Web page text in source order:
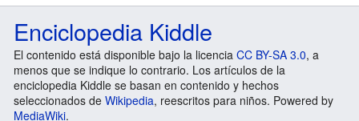
Enciclopedia Kiddle
El contenido está disponible bajo la licencia CC BY-SA 3.0, a
menos que se indique lo contrario. Los artículos de la
enciclopedia Kiddle se basan en contenido y hechos
seleccionados de Wikipedia, reescritos para niños. Powered by
MediaWiki.